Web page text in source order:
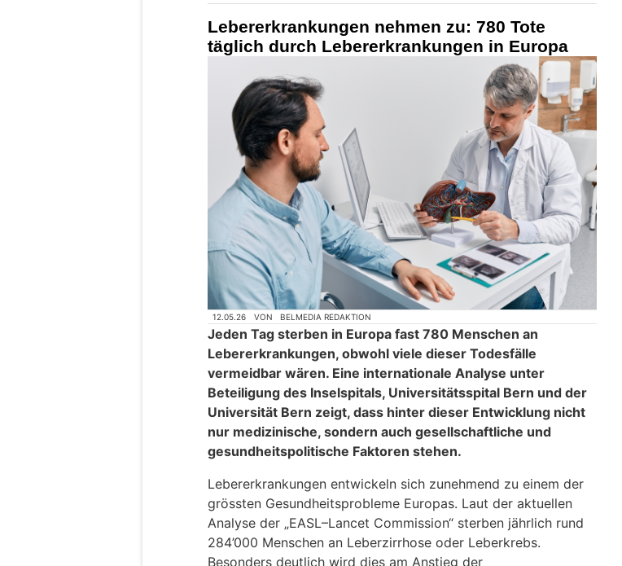
Lebererkrankungen nehmen zu: 780 Tote
täglich durch Lebererkrankungen in Europa
12.05.26 VON BELMEDIA REDAKTION
Jeden Tag sterben in Europa fast 780 Menschen an
Lebererkrankungen, obwohl viele dieser Todesfälle
vermeidbar wären. Eine internationale Analyse unter
Beteiligung des Inselspitals, Universitätsspital Bern und der
Universität Bern zeigt, dass hinter dieser Entwicklung nicht
nur medizinische, sondern auch gesellschaftliche und
gesundheitspolitische Faktoren stehen.
Lebererkrankungen entwickeln sich zunehmend zu einem der
grössten Gesundheitsprobleme Europas. Laut der aktuellen
Analyse der „EASL–Lancet Commission“ sterben jährlich rund
284’000 Menschen an Leberzirrhose oder Leberkrebs.
Besonders deutlich wird dies am Anstieg der